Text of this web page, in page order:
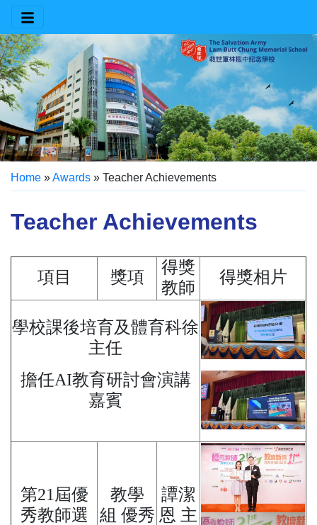
Home »Awards » Teacher Achievements
Teacher Achievements
項目 獎項
得獎
教師
得獎相片
學校課後培育及體育科徐
主任
擔任AI教育研討會演講
嘉賓
第21屆優
秀教師選
教學
組 優秀
譚潔
恩 主